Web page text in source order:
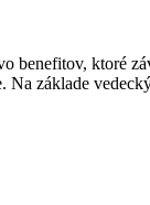
benefitov, ktoré
základe